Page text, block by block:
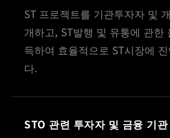
ST 프로젝트를 기관투자자 및
개하고, ST발행 및 유통에 관한
득하여 효율적으로 ST시장에
다.
STO 관련 투자자 및 금융 기관